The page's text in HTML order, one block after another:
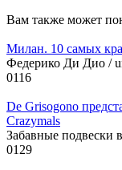
Вам также может
Милан. 10 самых
Федерико Ди Дио /
0116
De Grisogono
Crazymals
Забавные подвески
0129